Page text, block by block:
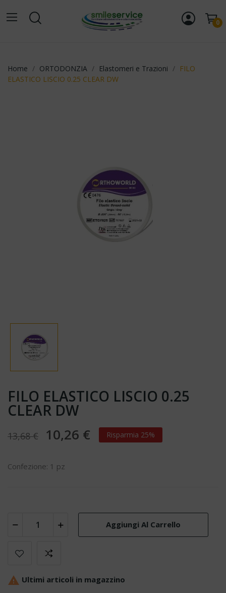
0
Home ORTODONZIA Elastomeri e Trazioni
FILO
ELASTICO LISCIO 0.25 CLEAR DW
FILO ELASTICO LISCIO 0.25
CLEAR DW
13,68 € 10,26 € Risparmia 25%
Confezione: 1 pz
Aggiungi Al Carrello
 Ultimi articoli in magazzino